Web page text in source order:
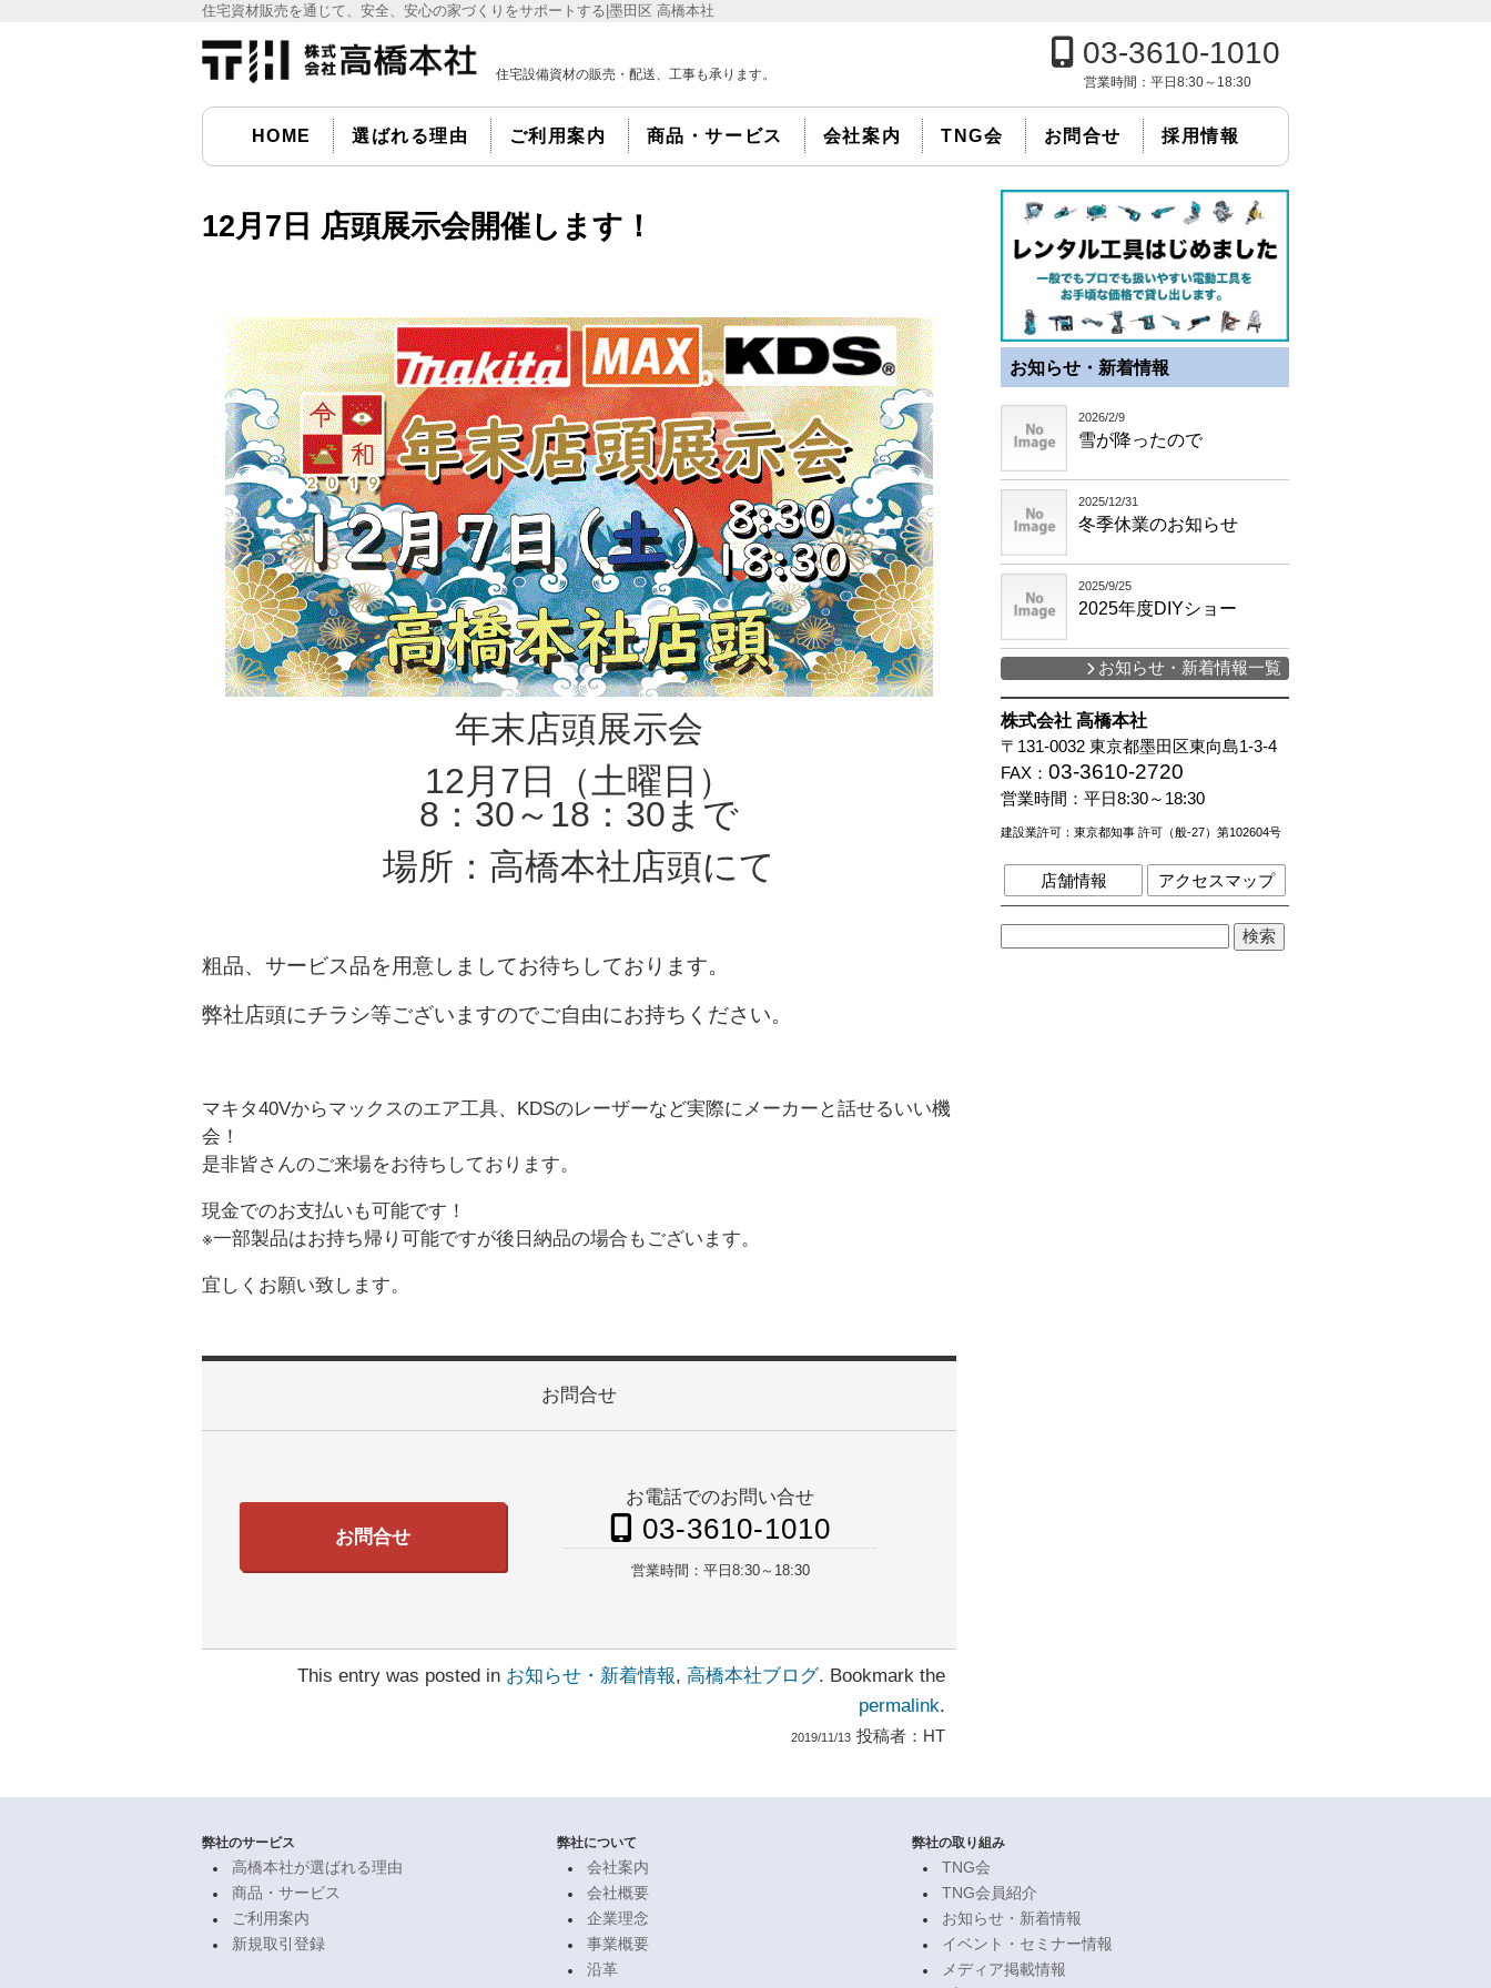
住宅資材販売を通じて、安全、安心の家づくりをサポートする|墨田区 高橋本社
住宅設備資材の販売・配送、工事も承ります。
03-3610-1010
営業時間：平日8:30～18:30
HOME 選ばれる理由 ご利用案内 商品・サービス 会社案内 TNG会 お問合せ 採用情報
12月7日 店頭展示会開催します！
年末店頭展示会
12月7日（土曜日）
8：30～18：30まで
場所：高橋本社店頭にて
粗品、サービス品を用意しましてお待ちしております。
弊社店頭にチラシ等ございますのでご自由にお持ちください。
マキタ40Vからマックスのエア工具、KDSのレーザーなど実際にメーカーと話せるいい機
会！
是非皆さんのご来場をお待ちしております。
現金でのお支払いも可能です！
※一部製品はお持ち帰り可能ですが後日納品の場合もございます。
宜しくお願い致します。
お問合せ
お問合せ
お電話でのお問い合せ
03-3610-1010
営業時間： 平日8:30～18:30
This entry was posted in お知らせ・新着情報, 高橋本社ブログ. Bookmark the
permalink.
2019/11/13 投稿者： HT
お知らせ・新着情報
2026/2/9
雪が降ったので
2025/12/31
冬季休業のお知らせ
2025/9/25
2025年度DIYショー
お知らせ・新着情報一覧
株式会社 高橋本社
〒131-0032 東京都墨田区東向島1-3-4
FAX： 03-3610-2720
営業時間： 平日8:30～18:30
建設業許可：東京都知事 許可（般-27）第102604号
店舗情報 アクセスマップ
弊社のサービス
高橋本社が選ばれる理由
商品・サービス
ご利用案内
新規取引登録
弊社について
会社案内
会社概要
企業理念
事業概要
沿革
弊社の取り組み
TNG会
TNG会員紹介
お知らせ・新着情報
イベント・セミナー情報
メディア掲載情報